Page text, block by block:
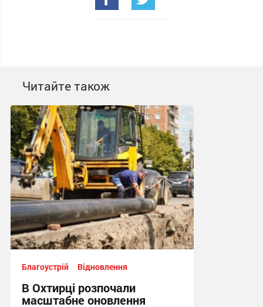
Читайте також
Благоустрій Відновлення
В Охтирці розпочали
масштабне оновлення